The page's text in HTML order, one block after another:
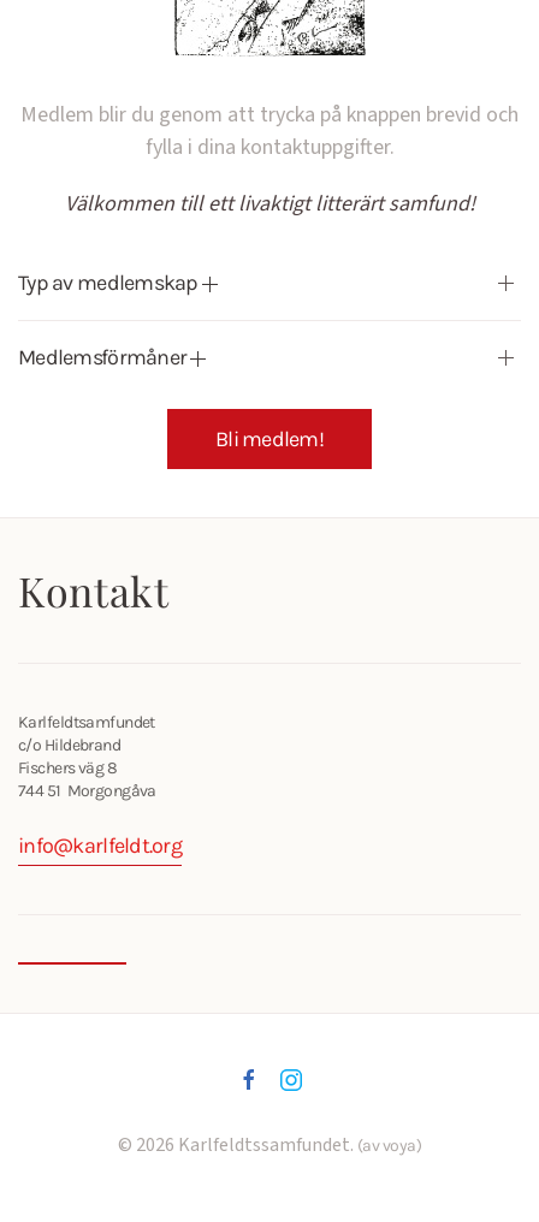
Medlem blir du genom att trycka på knappen brevid och
fylla i dina kontaktuppgifter.
Välkommen till ett livaktigt litterärt samfund!
Typ av medlemskap
Medlemsförmåner
Bli medlem!
Kontakt
Karlfeldtsamfundet
c/o Hildebrand
Fischers väg 8
744 51 Morgongåva
info@karlfeldt.org
© 2026 Karlfeldtssamfundet. (av voya)